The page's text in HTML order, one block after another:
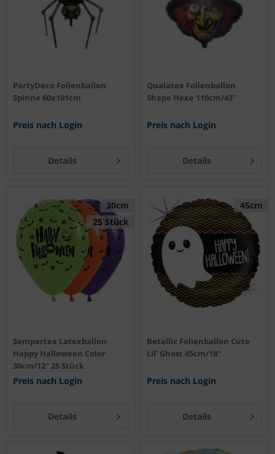
PartyDeco Folienballon
Spinne 60x101cm
Preis nach Login
Details
Qualatex Folienballon
Shape Hexe 110cm/43"
Preis nach Login
Details
30cm
25 Stück
Sempertex Latexballon
Happy Halloween Color
30cm/12" 25 Stück
Preis nach Login
Details
45cm
Betallic Folienballon Cute
Lil' Ghost 45cm/18"
Preis nach Login
Details